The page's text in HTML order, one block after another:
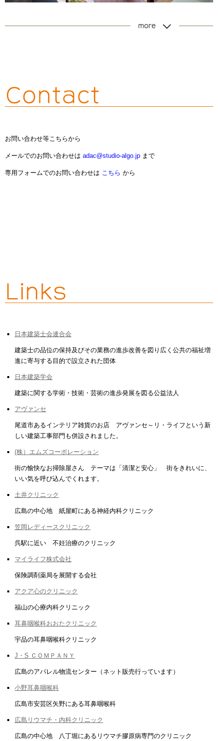
お問い合わせ等こちらから
メールでのお問い合わせは adac@studio-algo.jp まで
専用フォームでのお問い合わせは こちら から
日本建築士会連合会
建築士の品位の保持及びその業務の進歩改善を図り広く公共の福祉増
進に寄与する目的で設立された団体
日本建築学会
建築に関する学術・技術・芸術の進歩発展を図る公益法人
アヴァンセ
尾道市あるインテリア雑貨のお店 アヴァンセ～リ・ライフという新
しい建築工事部門も併設されました。
(株）エムズコーポレーション
街の愉快なお掃除屋さん テーマは「清潔と安心」 街をきれいに、
いい気を呼び込んでくれます。
土井クリニック
広島の中心地 紙屋町にある神経内科クリニック
笠岡レディースクリニック
呉駅に近い 不妊治療のクリニック
マイライフ株式会社
保険調剤薬局を展開する会社
アクア心のクリニック
福山の心療内科クリニック
耳鼻咽喉科おおたクリニック
宇品の耳鼻咽喉科クリニック
J・S ＣＯＭＰＡＮＹ
広島のアパレル物流センター（ネット販売行っています）
小野耳鼻咽喉科
広島市安芸区矢野にある耳鼻咽喉科
広島リウマチ・内科クリニック
広島の中心地 八丁堀にあるリウマチ膠原病専門のクリニック